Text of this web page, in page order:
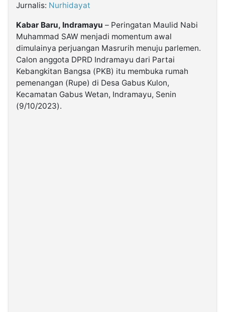
Kabarbaru.co
Media
Jurnalis: Nurhidayat
Kabar Baru, Indramayu – Peringatan Maulid Nabi
Muhammad SAW menjadi momentum awal
dimulainya perjuangan Masrurih menuju parlemen.
Calon anggota DPRD Indramayu dari Partai
Kebangkitan Bangsa (PKB) itu membuka rumah
pemenangan (Rupe) di Desa Gabus Kulon,
Kecamatan Gabus Wetan, Indramayu, Senin
(9/10/2023).